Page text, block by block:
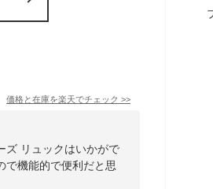
価格と在庫を楽天でチェック >>
ズ リュックはいかがで
で機能的で便利だと思